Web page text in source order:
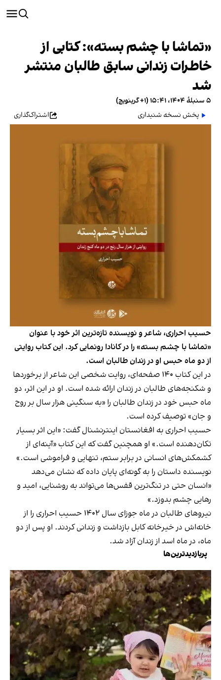
«تماشا با چشم بسته»: کتابی از
خاطرات زندانی سابق طالبان منتشر
شد
۵ سنبلهٔ ۱۴۰۴، ۱۵:۴۱ (‎+۱ گرینویچ)
پخش نسخه شنیداری
اشتراک‌گذاری
حسیب احراری، شاعر و نویسنده تازه‌ترین اثر خود با عنوان
«تماشا با چشم بسته» را در کانادا رونمایی کرد. این کتاب روایتی
از دو ماه حبس او در زندان طالبان است.
در این کتاب ۱۴۰ صفحه‌ای، روایت شخصی این شاعر از برخوردها
و شکنجه‌های طالبان در زندان ارائه شده است. او در این اثر، دو
ماه حبس خود در زندان طالبان را «به سنگینی هزار سال بر روح
و جان» توصیف کرده است.
حسیب احراری به افغانستان اینترنشنال گفت: «این اثر بسیار
تکان‌دهنده است.» او همچنین گفت که این کتاب «آینه‌ای از
کشمکش‌های انسانی در برابر ستم، تنهایی و فراموشی است.»
نویسنده داستان را به گونه‌ای پایان داده که نشان می‌دهد
«انسان حتی در تنگ‌ترین قفس‌ها می‌تواند به روشنایی، امید و
رهایی چشم بدوزد.»
نیروهای طالبان در ماه جوزای سال ۱۴۰۲ حسیب احراری را از
خانه‌اش در خیرخانه کابل بازداشت و زندانی کردند. او پس از دو
ماه، در ماه اسد از زندان آزاد شد.
پربازدیدترین‌ها